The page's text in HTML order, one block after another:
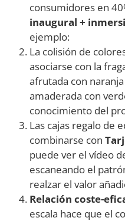
consumidores en
inaugural +
ejemplo:
La colisión de
asociarse con la
afrutada con
amaderada con
conocimiento del
Las cajas regalo de
combinarse con
puede ver el vídeo
escaneando el
realzar el valor
Relación coste-
escala hace que el